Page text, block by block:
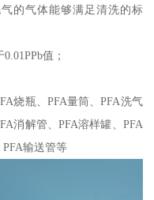
的气体能够满足清洗的标
值；
烧瓶、PFA量筒、PFA洗气
消解管、PFA溶样罐、PFA
输送管等